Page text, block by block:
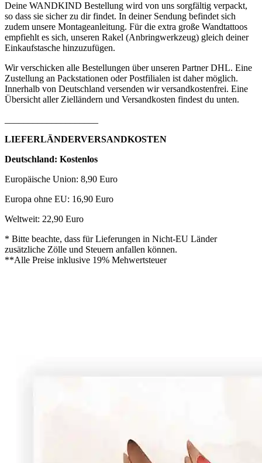
Deine WANDKIND Bestellung wird von uns sorgfältig verpackt,
so dass sie sicher zu dir findet. In deiner Sendung befindet sich
zudem unsere Montageanleitung. Für die extra große Wandtattoos
empfiehlt es sich, unseren Rakel (Anbringwerkzeug) gleich deiner
Einkaufstasche hinzuzufügen.
Wir verschicken alle Bestellungen über unseren Partner DHL. Eine
Zustellung an Packstationen oder Postfilialen ist daher möglich.
Innerhalb von Deutschland versenden wir versandkostenfrei. Eine
Übersicht aller Zielländern und Versandkosten findest du unten.
LIEFERLÄNDERVERSANDKOSTEN
Deutschland: Kostenlos
Europäische Union: 8,90 Euro
Europa ohne EU: 16,90 Euro
Weltweit: 22,90 Euro
* Bitte beachte, dass für Lieferungen in Nicht-EU Länder
zusätzliche Zölle und Steuern anfallen können.
**Alle Preise inklusive 19% Mehwertsteuer